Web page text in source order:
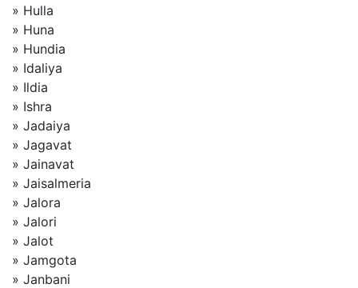
» Hulla
» Huna
» Hundia
» Idaliya
» Ildia
» Ishra
» Jadaiya
» Jagavat
» Jainavat
» Jaisalmeria
» Jalora
» Jalori
» Jalot
» Jamgota
» Janbani